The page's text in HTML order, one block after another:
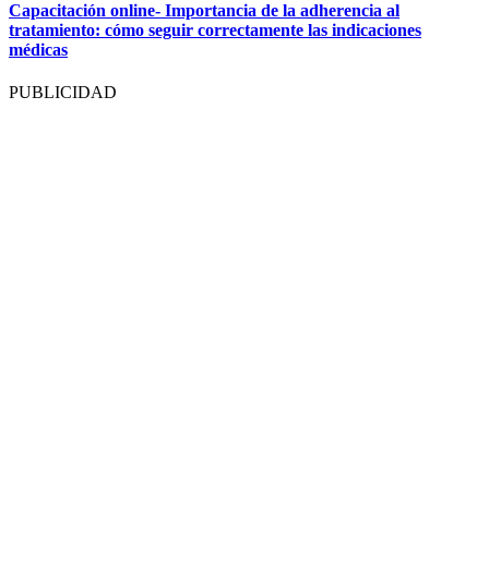
Capacitación online- Importancia de la adherencia al
tratamiento: cómo seguir correctamente las indicaciones
médicas
PUBLICIDAD